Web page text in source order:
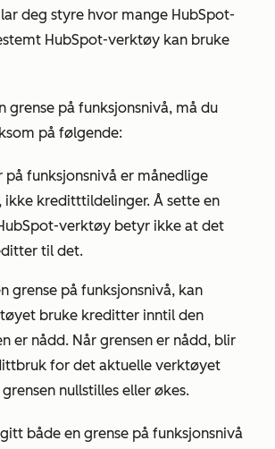
deg styre hvor mange HubSpot-
HubSpot-verktøy kan bruke
grense på funksjonsnivå, må du
på følgende:
på funksjonsnivå er månedlige
ikke kreditttildelinger. Å sette en
verktøy betyr ikke at det
til det.
grense på funksjonsnivå, kan
bruke kreditter inntil den
er nådd. Når grensen er nådd, blir
for det aktuelle verktøyet
nullstilles eller økes.
både en grense på funksjonsnivå